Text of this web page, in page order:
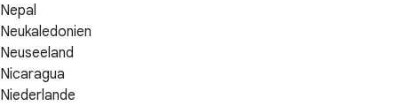
Nepal
Neukaledonien
Neuseeland
Nicaragua
Niederlande